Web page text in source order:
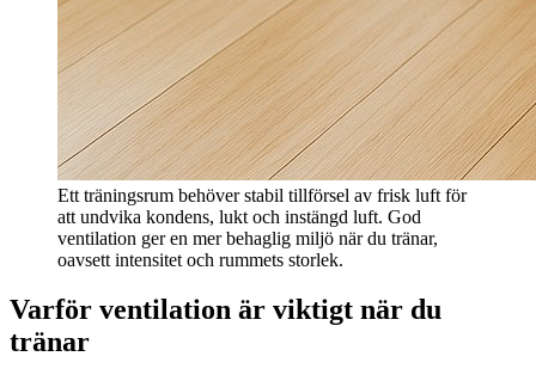
Ett träningsrum behöver stabil tillförsel av frisk luft för
att undvika kondens, lukt och instängd luft. God
ventilation ger en mer behaglig miljö när du tränar,
oavsett intensitet och rummets storlek.
Varför ventilation är viktigt när du
tränar